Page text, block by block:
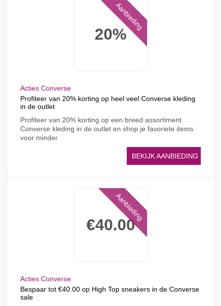
20%
Aanbieding
Acties Converse
Profiteer van 20% korting op heel veel Converse kleding
in de outlet
Profiteer van 20% korting op een breed assortiment
Converse kleding in de outlet en shop je favoriete items
voor minder
BEKIJK AANBIEDING
€40.00
Aanbieding
Acties Converse
Bespaar tot €40.00 op High Top sneakers in de Converse
sale